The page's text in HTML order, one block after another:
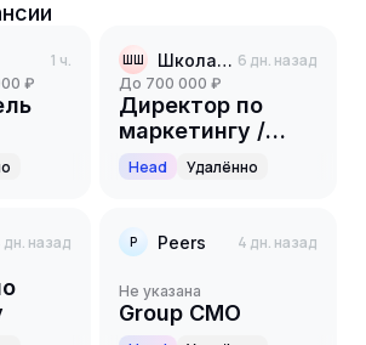
1 ч.
₽
ШШ Школа Шамиля Ахмадуллина 6 дн. назад
до 700 000 ₽
Директор по
маркетингу /
CMO / EdTech
Head Удалённо
дн. назад P Peers 4 дн. назад
Не указана
Group CMO